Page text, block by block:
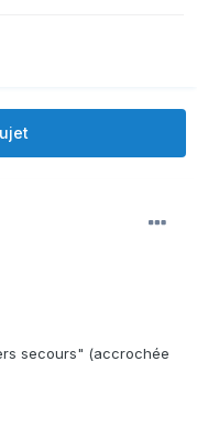
secours" (accrochée